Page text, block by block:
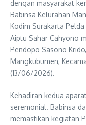
dengan masyarakat
Babinsa Kelurahan
Kodim Surakarta
Aiptu Sahar Cahyono
Pendopo Sasono
Mangkubumen,
(13/06/2026).
Kehadiran kedua
seremonial. Babinsa
memastikan kegiatan